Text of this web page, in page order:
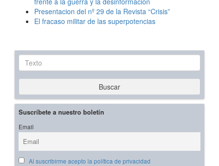
Presentacion del nº 29 de la Revista “Crisis”
El fracaso militar de las superpotencias
Texto
Buscar
Suscríbete a nuestro boletín
Email
Al suscribirme acepto la política de privacidad